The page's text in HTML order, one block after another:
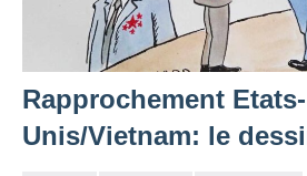
Rapprochement Etats-
Unis/Vietnam: le